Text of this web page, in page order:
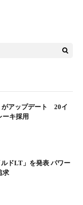
ディングフィールは
心化により走行安定
ハンドルステム取り
用。オプションで前
して、使い方に合わ
がアップデート 20イ
ーキ採用
ドLT」を発表 パワー
求